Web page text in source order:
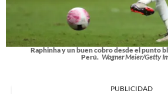
Raphinha y un buen cobro desde el punto
Perú. Wagner Meier/Getty
PUBLICIDAD